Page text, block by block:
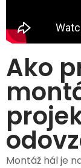
Ako
Montáž hál je